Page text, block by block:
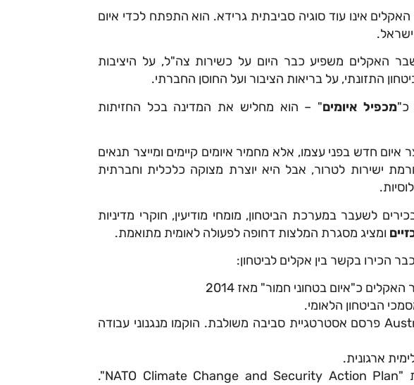
אינו עוד סוגיה סביבתית גרידא. הוא התפתח לכדי איום
ישראל.
האקלים משפיע כבר היום על כשירות צה"ל, על היציבות
התזונתי, על בריאות הציבור ועל החוסן החברתי.
כ"מכפיל איומים" – הוא מחליש את המדינה בכל החזיתות
איום חדש בפני עצמו, אלא מחמיר איומים קיימים ומייצר תנאים
ישירות לטרור, אבל היא יוצרת מצוקה כלכלית וחברתית
לשעבר במערכת הביטחון, מומחי מודיעין, חוקרי מדיניות
ומציג מסגרת המלצות דחופה לפעולה לאומית מתואמת.
הכירו בקשר בין אקלים לביטחון:
כ"איום בטחוני חמור" מאז 2014
הביטחון הלאומי.
– ה-Australian Defence Force פרסם אסטרטגיית סביבה משולבת. הוקמו מנגנוני עבודה
פסגת נאט"ו בבריסל אימצה רשמית את "NATO Climate Change and Security Action Plan".